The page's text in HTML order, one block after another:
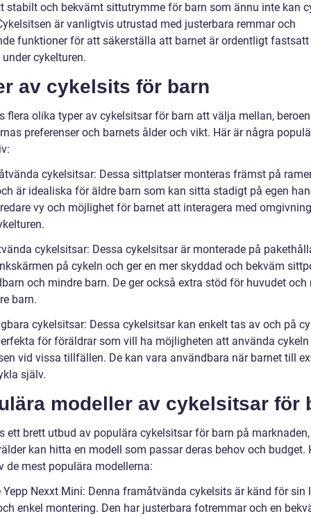
stabilt och bekvämt sittutrymme för barn som ännu inte kan
är vanligtvis utrustad med justerbara remmar och
funktioner för att säkerställa att barnet är ordentligt
cykelturen.
av cykelsits för barn
flera olika typer av cykelsitsar för barn att välja mellan,
preferenser och barnets ålder och vikt. Här är några
cykelsitsar: Dessa sittplatser monteras främst på
är idealiska för äldre barn som kan sitta stadigt på egen
vy och möjlighet för barnet att interagera med
cykelsitsar: Dessa cykelsitsar är monterade på
på cykeln och ger en mer skyddad och bekväm
och mindre barn. De ger också extra stöd för huvudet och
barn.
cykelsitsar: Dessa cykelsitsar kan enkelt tas av och på
för föräldrar som vill ha möjligheten att använda
vid vissa tillfällen. De kan vara användbara när barnet till
själv.
modeller av cykelsitsar för
ett brett utbud av populära cykelsitsar för barn på
kan hitta en modell som passar deras behov och budget.
de mest populära modellerna:
Yepp Nexxt Mini: Denna framåtvända cykelsits är känd för sin
enkel montering. Den har justerbara fotremmar och en